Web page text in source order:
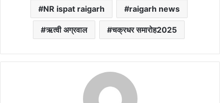
NR ispat raigarh raigarh news
ऋत्वी अग्रवाल चक्रधर समारोह2025